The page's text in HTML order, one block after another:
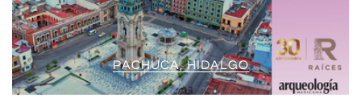
PACHUCA, HIDALGO